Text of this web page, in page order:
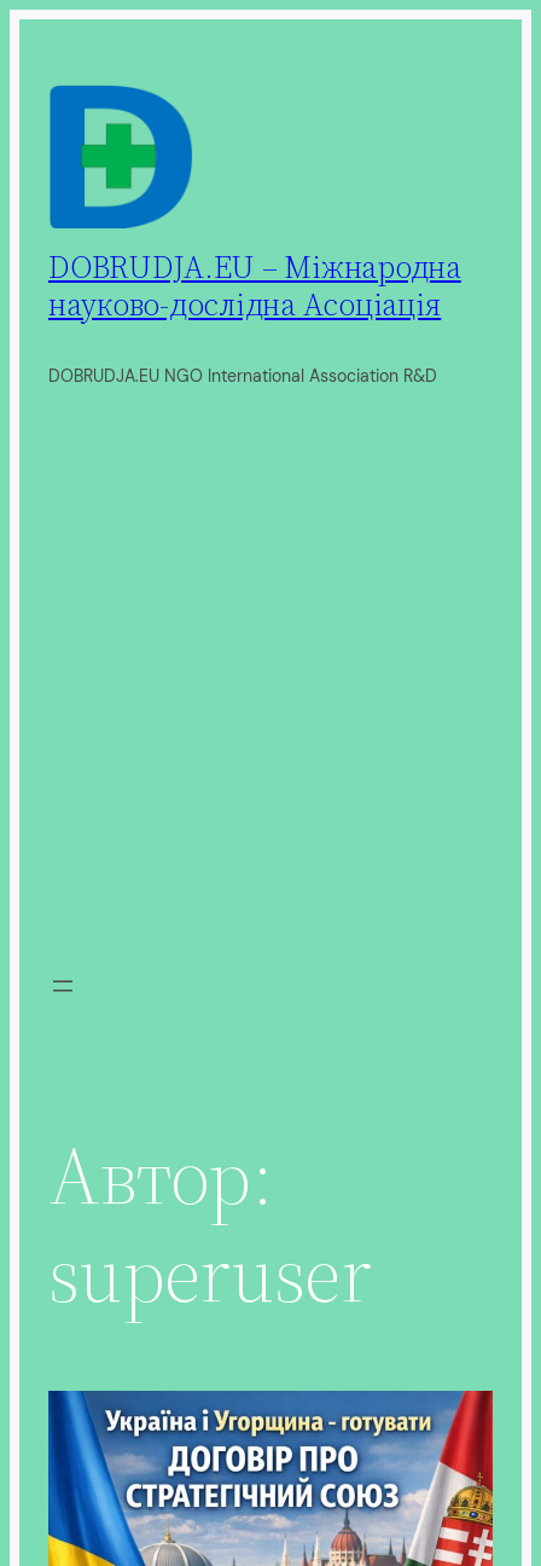
вмісту
DOBRUDJA.EU – Міжнародна
науково-дослідна Асоціація
DOBRUDJA.EU NGO International Association R&D
Автор:
superuser